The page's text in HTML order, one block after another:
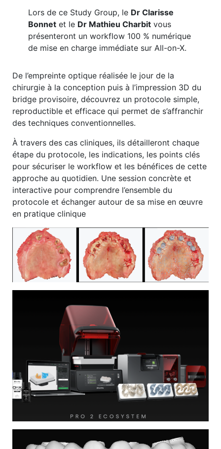
Lors de ce Study Group, le Dr Clarisse
Bonnetet le Dr Mathieu Charbitvous
présenteront un workflow 100 % numérique
de mise en charge immédiate sur All-on-X.
De l’empreinte optique réalisée le jour de la
chirurgie à la conception puis à l’impression 3D du
bridge provisoire, découvrez un protocole simple,
reproductible et efficace qui permet de s’affranchir
des techniques conventionnelles.
À travers des cas cliniques, ils détailleront chaque
étape du protocole, les indications, les points clés
pour sécuriser le workflow et les bénéfices de cette
approche au quotidien. Une session concrète et
interactive pour comprendre l’ensemble du
protocole et échanger autour de sa mise en œuvre
en pratique clinique